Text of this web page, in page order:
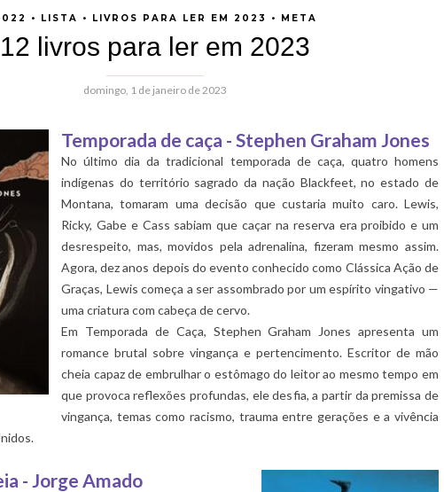
• LISTA • LIVROS PARA LER EM 2023 • META
12 livros para ler em 2023
domingo, 1 de janeiro de 2023
Temporada de caça - Stephen Graham Jones
No último dia da tradicional temporada de caça, quatro homens
indígenas do território sagrado da nação Blackfeet, no estado de
Montana, tomaram uma decisão que custaria muito caro. Lewis,
Ricky, Gabe e Cass sabiam que caçar na reserva era proibido e um
desrespeito, mas, movidos pela adrenalina, fizeram mesmo assim.
Agora, dez anos depois do evento conhecido como Clássica Ação de
Graças, Lewis começa a ser assombrado por um espírito vingativo —
uma criatura com cabeça de cervo.
Em Temporada de Caça, Stephen Graham Jones apresenta um
romance brutal sobre vingança e pertencimento. Escritor de mão
cheia capaz de embrulhar o estômago do leitor ao mesmo tempo em
que provoca reflexões profundas, ele desfia, a partir da premissa de
vingança, temas como racismo, trauma entre gerações e a vivência
- Jorge Amado